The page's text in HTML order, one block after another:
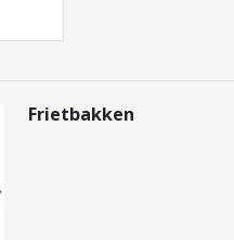
Frietbakken